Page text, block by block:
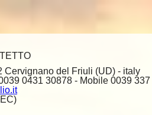
Cervignano del Friuli (UD) - italy
0431 30878 - Mobile 0039 337